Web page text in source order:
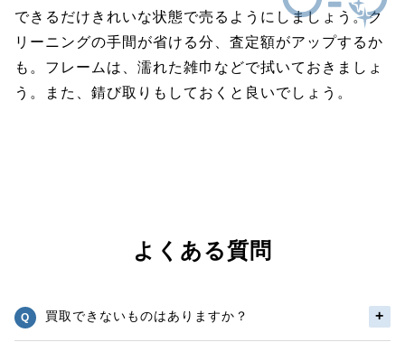
できるだけきれいな状態で売るようにしましょう。ク
リーニングの手間が省ける分、査定額がアップするか
も。フレームは、濡れた雑巾などで拭いておきましょ
う。また、錆び取りもしておくと良いでしょう。
よくある質問
買取できないものはありますか？